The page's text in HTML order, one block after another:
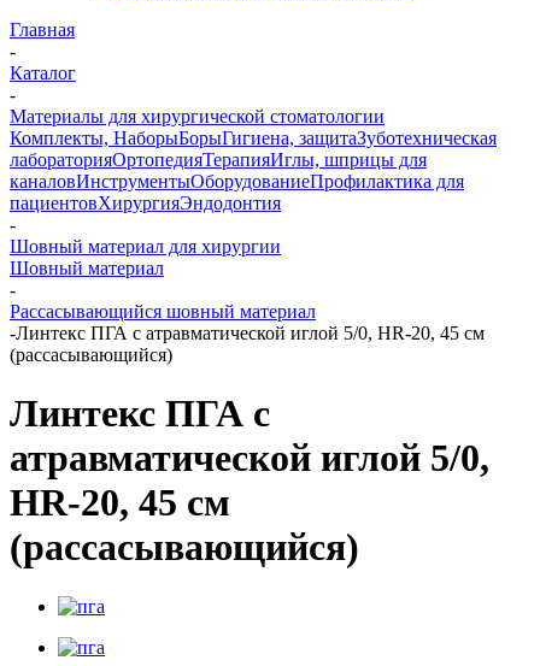
Главная
-
Каталог
-
Материалы для хирургической стоматологии
Комплекты, НаборыБорыГигиена, защитаЗуботехническая
лабораторияОртопедияТерапияИглы, шприцы для
каналовИнструментыОборудованиеПрофилактика для
пациентовХирургияЭндодонтия
-
Шовный материал для хирургии
Шовный материал
-
Рассасывающийся шовный материал
-Линтекс ПГА с атравматической иглой 5/0, HR-20, 45 см
(рассасывающийся)
Линтекс ПГА с
атравматической иглой 5/0,
HR-20, 45 см
(рассасывающийся)